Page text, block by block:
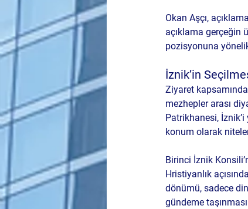
Okan Aşçı,
açıklama gerçeğin
pozisyonuna
İznik’in
Ziyaret
mezhepler arası
Patrikhanesi,
konum olarak
Birinci İznik
Hristiyanlık
dönümü, sadece
gündeme